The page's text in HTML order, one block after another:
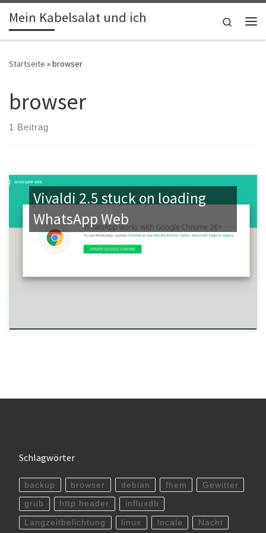
Zum Inhalt springen
Mein Kabelsalat und ich
Search
Startseite »browser
browser
1 Beitrag
Vivaldi 2.5 stuck on loading
WhatsApp Web
Schlagwörter
backup browser debian fhem Gewitter
grub http header influxdb
Langzeitbelichtung linux locale Nacht